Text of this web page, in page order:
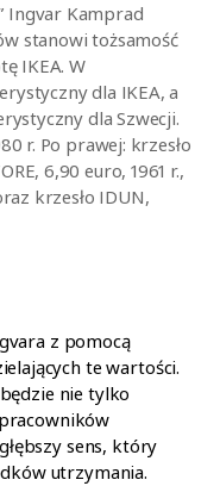
Ingvar Kamprad
stanowi tożsamość
IKEA. W
dla IKEA, a
dla Szwecji.
r. Po prawej: krzesło
6,90 euro, 1961 r.,
krzesło IDUN,
z pomocą
te wartości.
nie tylko
sens, który
utrzymania.